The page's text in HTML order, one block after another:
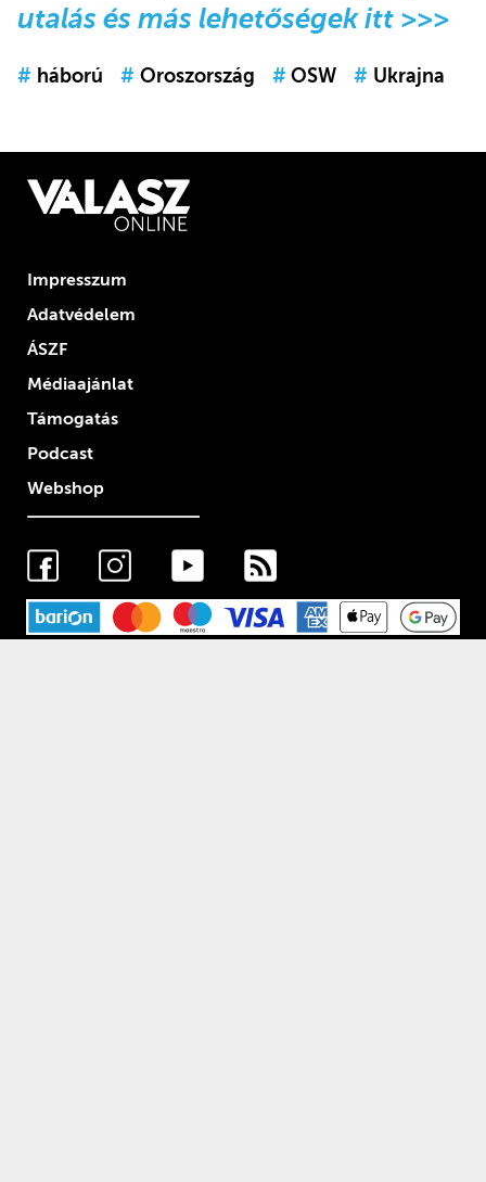
utalás és más lehetőségek itt >>>
# háború # Oroszország # OSW # Ukrajna
Impresszum
Adatvédelem
ÁSZF
Médiaajánlat
Támogatás
Podcast
Webshop